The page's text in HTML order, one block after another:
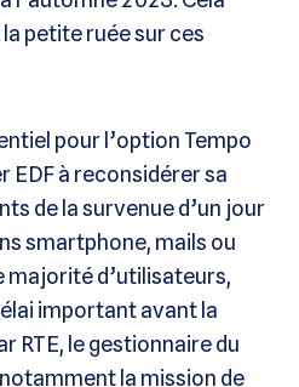
petite ruée sur ces
pour l’option Tempo
à reconsidérer sa
de la survenue d’un jour
smartphone, mails ou
majorité d’utilisateurs,
important avant la
RTE, le gestionnaire du
la mission de